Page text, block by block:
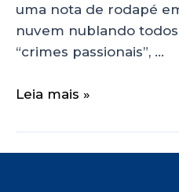
uma nota de rodapé
nuvem nublando todos
“crimes passionais”, …
Leia mais »